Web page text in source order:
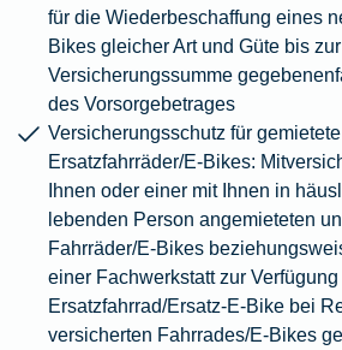
für die Wiederbeschaffung eines
Bikes gleicher Art und Güte bis
Versicherungssumme
des Vorsorgebetrages
Versicherungsschutz für
Ersatzfahrräder/E-Bikes:
Ihnen oder einer mit Ihnen in
lebenden Person angemieteten
Fahrräder/E-Bikes
einer Fachwerkstatt zur
Ersatzfahrrad/Ersatz-E-Bike bei
versicherten Fahrrades/E-Bikes